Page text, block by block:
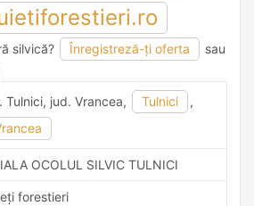
silvică? Înregistreză-ți oferta
sau
Tulnici, jud. Vrancea, Tulnici
,
OCOLUL SILVIC TULNICI
forestieri